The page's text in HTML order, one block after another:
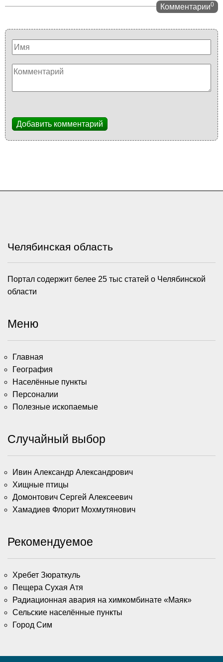
Комментарии0
Добавить комментарий
Челябинская область
Портал содержит белее 25 тыс статей о Челябинской
области
Меню
Главная
География
Населённые пункты
Персоналии
Полезные ископаемые
Случайный выбор
Ивин Александр Александрович
Хищные птицы
Домонтович Сергей Алексеевич
Хамадиев Флорит Мохмутянович
Рекомендуемое
Хребет Зюраткуль
Пещера Сухая Атя
Радиационная авария на химкомбинате «Маяк»
Сельские населённые пункты
Город Сим